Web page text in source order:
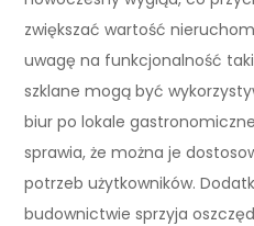
zwiększać wartość
uwagę na funkcjonalność
szklane mogą być
biur po lokale
sprawia, że można je
potrzeb użytkowników.
budownictwie sprzyja